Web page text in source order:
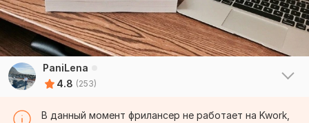
PaniLena
4.8 (253)
В данный момент фрилансер не работает на Kwork,